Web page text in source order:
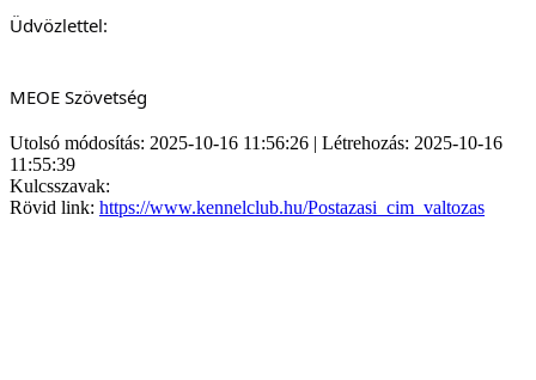
Üdvözlettel:
MEOE Szövetség
Utolsó módosítás: 2025-10-16 11:56:26 | Létrehozás: 2025-10-16
11:55:39
Kulcsszavak:
Rövid link: https://www.kennelclub.hu/Postazasi_cim_valtozas